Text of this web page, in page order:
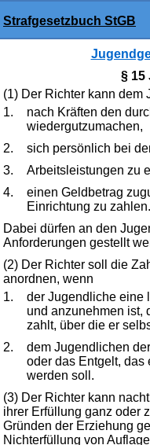
Strafgesetzbuch StGB
§ 15
(1) Der Richter kann dem
1.
nach Kräften den
wiedergutzumachen,
2.
sich persönlich bei
3.
Arbeitsleistungen zu
4.
einen Geldbetrag
Einrichtung zu zahlen.
Dabei dürfen an den
Anforderungen gestellt
(2) Der Richter soll die
anordnen, wenn
1.
der Jugendliche eine
und anzunehmen ist,
zahlt, über die er
2.
dem Jugendlichen
oder das Entgelt, das
werden soll.
(3) Der Richter kann
ihrer Erfüllung ganz oder
Gründen der Erziehung
Nichterfüllung von